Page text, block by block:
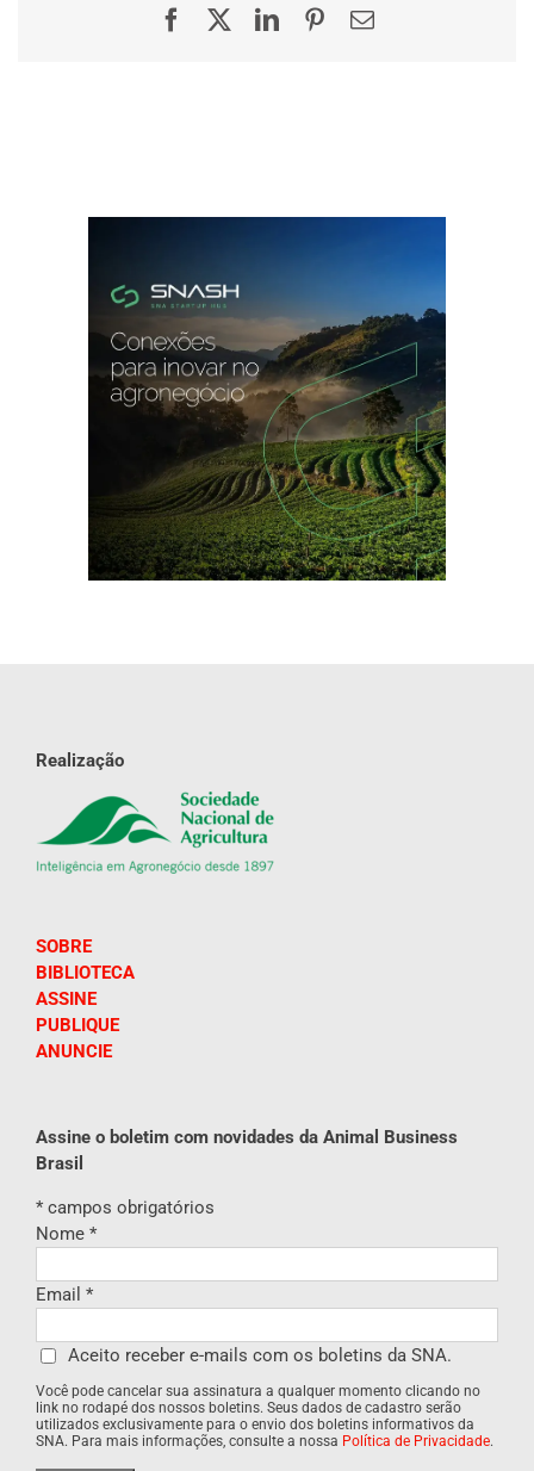
FacebookLinkedInPinterest
E-
Realização
SOBRE
BIBLIOTECA
ASSINE
PUBLIQUE
ANUNCIE
Assine o boletim com novidades da Animal Business
Brasil
* campos obrigatórios
Nome *
Email *
Aceito receber e-mails com os boletins da SNA.
Você pode cancelar sua assinatura a qualquer momento clicando no
link no rodapé dos nossos boletins. Seus dados de cadastro serão
utilizados exclusivamente para o envio dos boletins informativos da
SNA. Para mais informações, consulte a nossa Política de Privacidade.